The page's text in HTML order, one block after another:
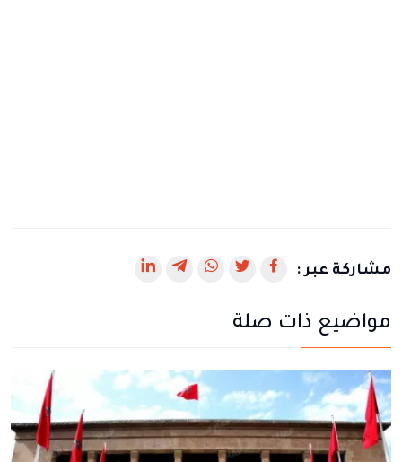
مشاركة عبر :
رابط
في
جديدة
رابط
في
جديدة
رابط
جديدة
رابط
جديدة
رابط
جديدة
مواضيع ذات صلة